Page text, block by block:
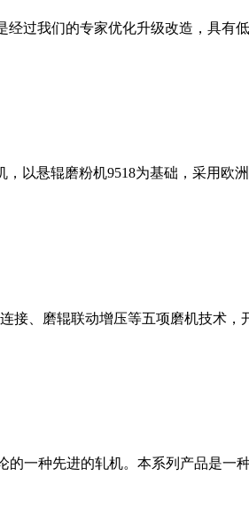
过我们的专家优化升级改造，具有
以悬辊磨粉机9518为基础，采用欧
接、磨辊联动增压等五项磨机技术，
一种先进的轧机。本系列产品是一